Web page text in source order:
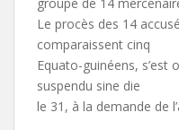
Le procès des 14
comparaissent cinq
Equato-guinéens,
suspendu sine die
le 31, à la demande de